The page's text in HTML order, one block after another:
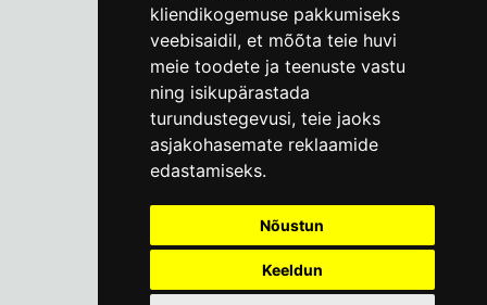
kliendikogemuse pakkumiseks
veebisaidil, et mõõta teie huvi
meie toodete ja teenuste vastu
ning isikupärastada
turundustegevusi, teie jaoks
asjakohasemate reklaamide
edastamiseks.
Nõustun
Keeldun
Tallinna Linnamuuseum
Vene 17
E-R kell 9-17(+372) 610 4178
info@linnamuuseum.ee
Küpsisepoliitika